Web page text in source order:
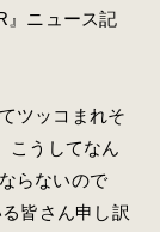
』ニュース記
ツッコまれそ
こうしてなん
らないので
皆さん申し訳